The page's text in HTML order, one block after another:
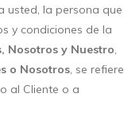
usted, la persona que
y condiciones de la
Nosotros y Nuestro,
o Nosotros, se refiere
al Cliente o a